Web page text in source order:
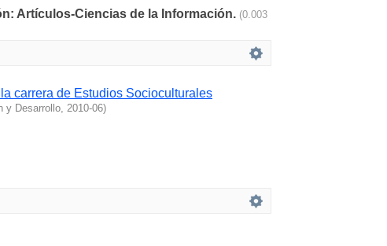
Artículos-Ciencias de la Información. (0.003
carrera de Estudios Socioculturales
y Desarrollo, 2010-06)